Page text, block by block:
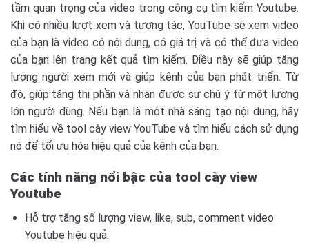
tầm quan trọng của video trong công cụ tìm kiếm Youtube.
Khi có nhiều lượt xem và tương tác, YouTube sẽ xem video
của bạn là video có nội dung, có giá trị và có thể đưa video
của bạn lên trang kết quả tìm kiếm. Điều này sẽ giúp tăng
lượng người xem mới và giúp kênh của bạn phát triển. Từ
đó, giúp tăng thị phần và nhận được sự chú ý từ một lượng
lớn người dùng. Nếu bạn là một nhà sáng tạo nội dung, hãy
tìm hiểu về tool cày view YouTube và tìm hiểu cách sử dụng
nó để tối ưu hóa hiệu quả của kênh của bạn.
Các tính năng nổi bậc của tool cày view
Youtube
Hỗ trợ tăng số lượng view, like, sub, comment video
Youtube hiệu quả.